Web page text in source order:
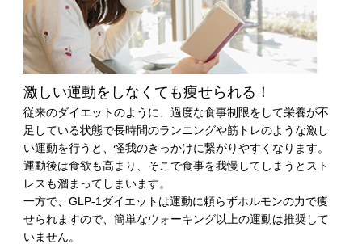
激しい運動をしなくても痩せられる！
従来のダイエットのように、過度な食事制限をして栄養が不
足している状態で長時間のランニングや筋トレのような激し
い運動を行うと、怪我のきっかけに繋がりやすくなります。
運動後は食欲も高まり、そこで食事を我慢してしまうとスト
レスも溜まってしまいます。
一方で、GLP-1ダイエットは運動に頼らずホルモンの力で痩
せられますので、簡単なウォーキング以上の運動は推奨して
いません。